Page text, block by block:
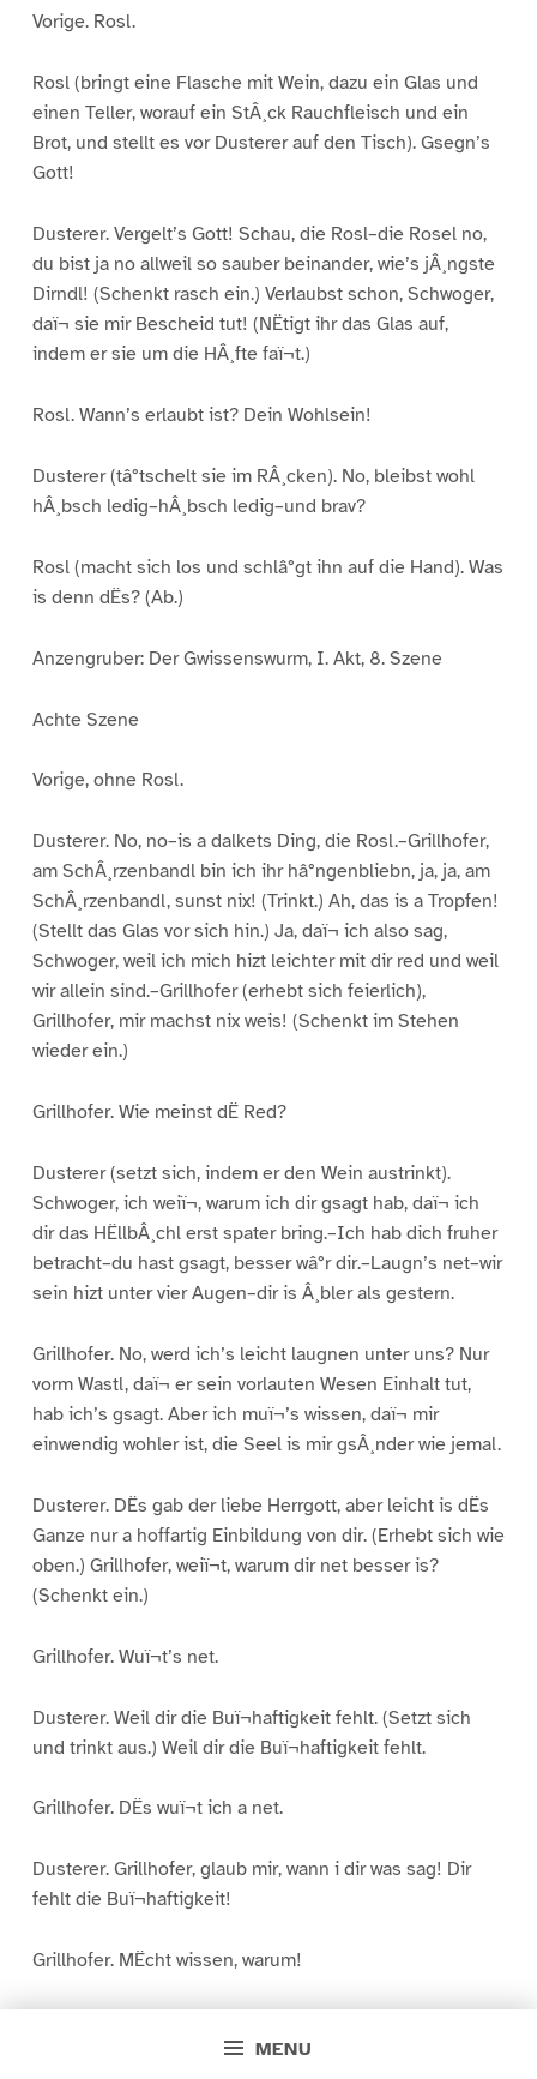
MENU
Vorige. Rosl.
Rosl (bringt eine Flasche mit Wein, dazu ein Glas und
einen Teller, worauf ein StÂ¸ck Rauchfleisch und ein
Brot, und stellt es vor Dusterer auf den Tisch). Gsegn’s
Gott!
Dusterer. Vergelt’s Gott! Schau, die Rosl–die Rosel no,
du bist ja no allweil so sauber beinander, wie’s jÂ¸ngste
Dirndl! (Schenkt rasch ein.) Verlaubst schon, Schwoger,
daï¬ sie mir Bescheid tut! (NËtigt ihr das Glas auf,
indem er sie um die HÂ¸fte faï¬t.)
Rosl. Wann’s erlaubt ist? Dein Wohlsein!
Dusterer (tâ°tschelt sie im RÂ¸cken). No, bleibst wohl
hÂ¸bsch ledig–hÂ¸bsch ledig–und brav?
Rosl (macht sich los und schlâ°gt ihn auf die Hand). Was
is denn dËs? (Ab.)
Anzengruber: Der Gwissenswurm, I. Akt, 8. Szene
Achte Szene
Vorige, ohne Rosl.
Dusterer. No, no–is a dalkets Ding, die Rosl.–Grillhofer,
am SchÂ¸rzenbandl bin ich ihr hâ°ngenbliebn, ja, ja, am
SchÂ¸rzenbandl, sunst nix! (Trinkt.) Ah, das is a Tropfen!
(Stellt das Glas vor sich hin.) Ja, daï¬ ich also sag,
Schwoger, weil ich mich hizt leichter mit dir red und weil
wir allein sind.–Grillhofer (erhebt sich feierlich),
Grillhofer, mir machst nix weis! (Schenkt im Stehen
wieder ein.)
Grillhofer. Wie meinst dË Red?
Dusterer (setzt sich, indem er den Wein austrinkt).
Schwoger, ich weiï¬, warum ich dir gsagt hab, daï¬ ich
dir das HËllbÂ¸chl erst spater bring.–Ich hab dich fruher
betracht–du hast gsagt, besser wâ°r dir.–Laugn’s net–wir
sein hizt unter vier Augen–dir is Â¸bler als gestern.
Grillhofer. No, werd ich’s leicht laugnen unter uns? Nur
vorm Wastl, daï¬ er sein vorlauten Wesen Einhalt tut,
hab ich’s gsagt. Aber ich muï¬’s wissen, daï¬ mir
einwendig wohler ist, die Seel is mir gsÂ¸nder wie jemal.
Dusterer. DËs gab der liebe Herrgott, aber leicht is dËs
Ganze nur a hoffartig Einbildung von dir. (Erhebt sich wie
oben.) Grillhofer, weiï¬t, warum dir net besser is?
(Schenkt ein.)
Grillhofer. Wuï¬t’s net.
Dusterer. Weil dir die Buï¬haftigkeit fehlt. (Setzt sich
und trinkt aus.) Weil dir die Buï¬haftigkeit fehlt.
Grillhofer. DËs wuï¬t ich a net.
Dusterer. Grillhofer, glaub mir, wann i dir was sag! Dir
fehlt die Buï¬haftigkeit!
Grillhofer. MËcht wissen, warum!
Unterschied zwischen Frummheit und Frummheit und